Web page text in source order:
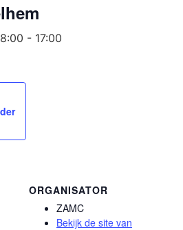
- 17:00
ORGANISATOR
ZAMC
Bekijk de site van